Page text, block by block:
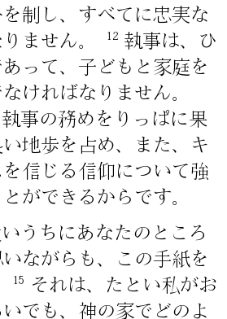
制し、すべてに忠実な
ません。
12 執事は、ひ
って、子どもと家庭を
ければなりません。
事の務めをりっぱに果
地歩を占め、また、キ
信じる信仰について強
ができるからです。
うちにあなたのところ
ながらも、この手紙を
15
それは、たとい私がお
でも、神の家でどのよ